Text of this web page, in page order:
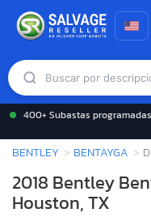
400+ Subastas
BENTLEY BENTAYGA
2018 Bentley
Houston, TX